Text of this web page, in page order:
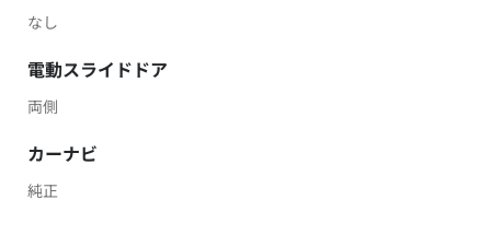
なし
電動スライドドア
両側
カーナビ
純正